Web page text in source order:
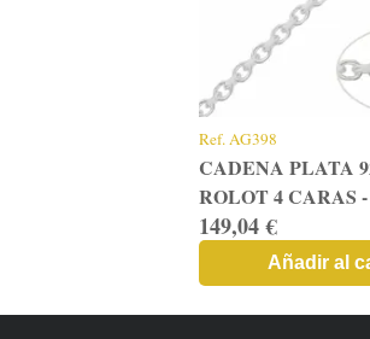
Ref.AG398
CADENA PLATA
ROLOT 4 CARAS
149,04 €
Añadir al